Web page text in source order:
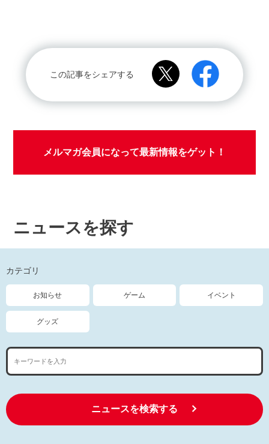
この記事をシェアする
メルマガ会員になって最新情報をゲット！
ニュースを探す
カテゴリ
お知らせ ゲーム イベント
グッズ
ニュースを検索する